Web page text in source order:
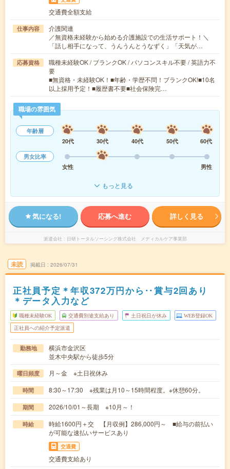
交通費全額支給
仕事内容
介護関連
／無資格未経験から始める介護施設での生活サポート！＼
「話し相手になって、うんうんとうなずく」「天気が…
応募資格
職種未経験OK / ブランクOK / パソコンスキル不要 / 英語力不
要
■無資格・未経験OK！■年齢・学歴不問！ブランクOK!■10名
以上採用予定！■履歴書不要■社会保険完…
職場の雰囲気
年齢層
20代
30代 40代 50代
60代
男女比率
女性
男性
もっと見る
気になる! 応募へ進む 詳しく見る
派遣会社 日研トータルソーシング株式会社 メディカルケア事業部
未読 掲載日 2026/07/31
正社員予定＊年収372万円から‥賞与2回あり
＊データ入力など
職種未経験OK 交通費別途支給あり 土日祝日が休み WEB登録OK
正社員への紹介予定派遣
勤務地
横浜市金沢区
並木中央駅から徒歩5分
曜日頻度 月～金 ※土日祝休み
時間 8:30～17:30 ※残業は月10～15時間程度。※休憩60分。
期間 2026/10/01～長期 ※10月～！
時給
時給1600円＋交 【月収例】286,000円～ ■給与の前払い
が可能な速払いサービスあり
交通費
交通費支給あり